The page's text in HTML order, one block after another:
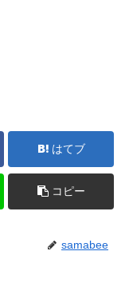
はてブ
コピー
samabee